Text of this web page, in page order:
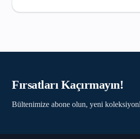
Fırsatları Kaçırmayın!
Bültenimize abone olun, yeni